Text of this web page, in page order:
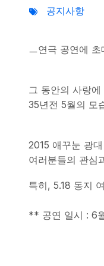
공지사항
ㅡ연극 공연에 초
그 동안의 사랑
35년전 5월의 모
2015 애꾸눈 광
여러분들의 관심
특히, 5.18 동지
** 공연 일시 : 6
20일(토)